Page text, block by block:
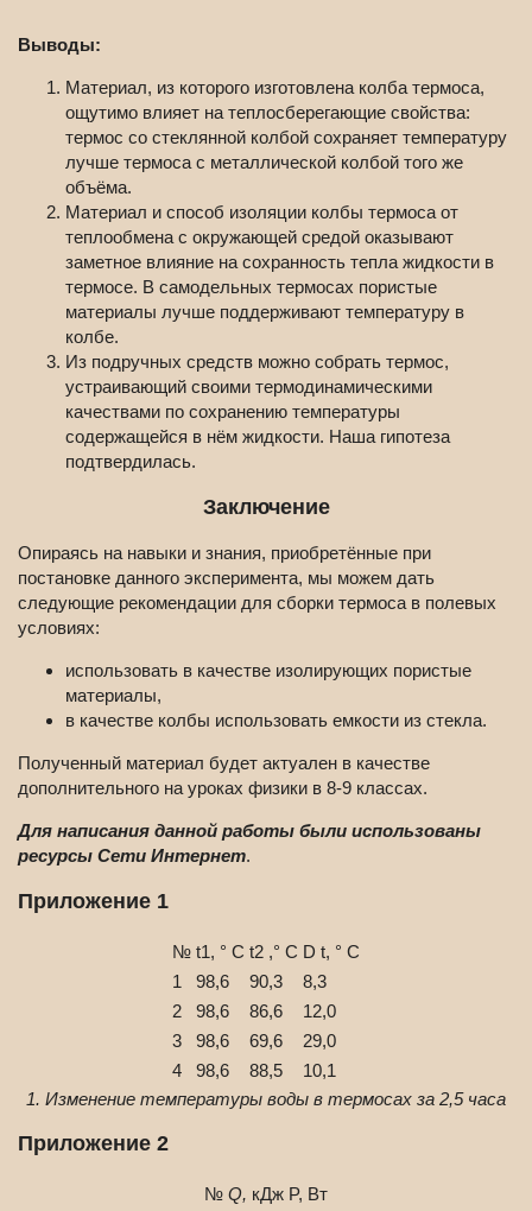
Выводы:
Материал, из которого изготовлена колба термоса,
ощутимо влияет на теплосберегающие свойства:
термос со стеклянной колбой сохраняет температуру
лучше термоса с металлической колбой того же
объёма.
Материал и способ изоляции колбы термоса от
теплообмена с окружающей средой оказывают
заметное влияние на сохранность тепла жидкости в
термосе. В самодельных термосах пористые
материалы лучше поддерживают температуру в
колбе.
Из подручных средств можно собрать термос,
устраивающий своими термодинамическими
качествами по сохранению температуры
содержащейся в нём жидкости. Наша гипотеза
подтвердилась.
Заключение
Опираясь на навыки и знания, приобретённые при
постановке данного эксперимента, мы можем дать
следующие рекомендации для сборки термоса в полевых
условиях:
использовать в качестве изолирующих пористые
материалы,
в качестве колбы использовать емкости из стекла.
Полученный материал будет актуален в качестве
дополнительного на уроках физики в 8-9 классах.
Для написания данной работы были использованы
ресурсы Сети Интернет.
Приложение 1
№ t1, ° С t2 ,° С D t, ° С
1
98,6 90,3
8,3
2
98,6 86,6
12,0
3
98,6 69,6
29,0
4
98,6 88,5
10,1
1. Изменение температуры воды в термосах за 2,5 часа
Приложение 2
№ Q, кДж P, Вт